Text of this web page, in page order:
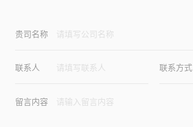
贵司名称
联系人 联系方式
留言内容